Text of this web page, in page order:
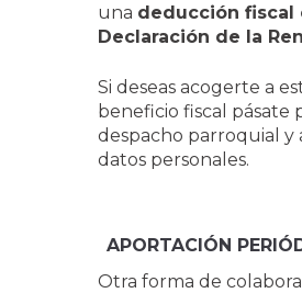
una deducción fiscal
Declaración de la
Si deseas acogerte a
beneficio fiscal pásate
despacho parroquial y
datos personales.
APORTACIÓN
Otra forma de